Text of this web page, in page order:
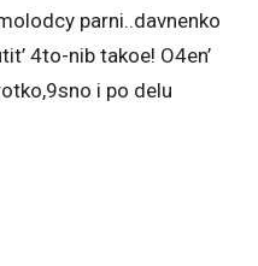
parni..davnenko
4to-nib takoe! O4en’
i po delu